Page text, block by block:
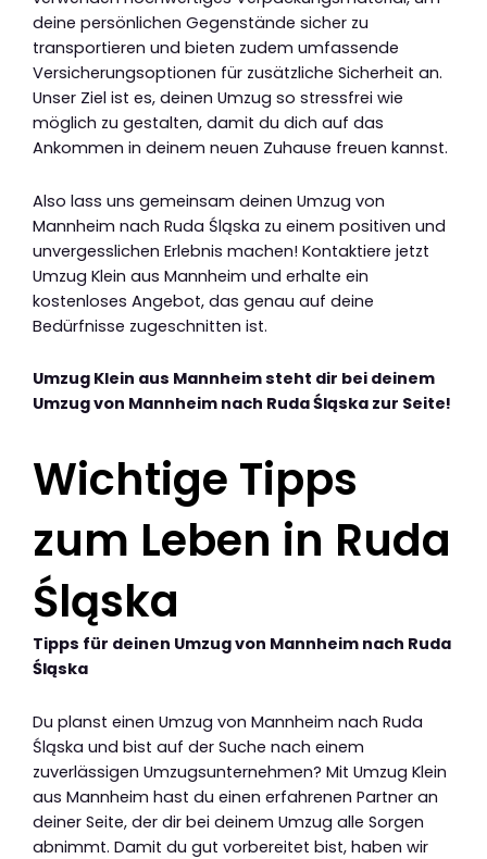
deine persönlichen Gegenstände sicher zu
transportieren und bieten zudem umfassende
Versicherungsoptionen für zusätzliche Sicherheit an.
Unser Ziel ist es, deinen Umzug so stressfrei wie
möglich zu gestalten, damit du dich auf das
Ankommen in deinem neuen Zuhause freuen kannst.
Also lass uns gemeinsam deinen Umzug von
Mannheim nach Ruda Śląska zu einem positiven und
unvergesslichen Erlebnis machen! Kontaktiere jetzt
Umzug Klein aus Mannheim und erhalte ein
kostenloses Angebot, das genau auf deine
Bedürfnisse zugeschnitten ist.
Umzug Klein aus Mannheim steht dir bei deinem
Umzug von Mannheim nach Ruda Śląska zur Seite!
Wichtige Tipps
zum Leben in Ruda
Śląska
Tipps für deinen Umzug von Mannheim nach Ruda
Śląska
Du planst einen Umzug von Mannheim nach Ruda
Śląska und bist auf der Suche nach einem
zuverlässigen Umzugsunternehmen? Mit Umzug Klein
aus Mannheim hast du einen erfahrenen Partner an
deiner Seite, der dir bei deinem Umzug alle Sorgen
abnimmt. Damit du gut vorbereitet bist, haben wir